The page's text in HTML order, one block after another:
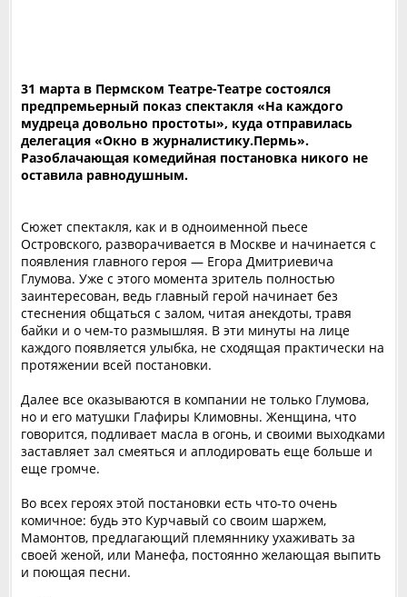
31 марта в Пермском Театре-Театре состоялся
предпремьерный показ спектакля «На каждого
мудреца довольно простоты», куда отправилась
делегация «Окно в журналистику.Пермь».
Разоблачающая комедийная постановка никого не
оставила равнодушным.
Сюжет спектакля, как и в одноименной пьесе
Островского, разворачивается в Москве и начинается с
появления главного героя — Егора Дмитриевича
Глумова. Уже с этого момента зритель полностью
заинтересован, ведь главный герой начинает без
стеснения общаться с залом, читая анекдоты, травя
байки и о чем-то размышляя. В эти минуты на лице
каждого появляется улыбка, не сходящая практически на
протяжении всей постановки.
Далее все оказываются в компании не только Глумова,
но и его матушки Глафиры Климовны. Женщина, что
говорится, подливает масла в огонь, и своими выходками
заставляет зал смеяться и аплодировать еще больше и
еще громче.
Во всех героях этой постановки есть что-то очень
комичное: будь это Курчавый со своим шаржем,
Мамонтов, предлагающий племяннику ухаживать за
своей женой, или Манефа, постоянно желающая выпить
и поющая песни.